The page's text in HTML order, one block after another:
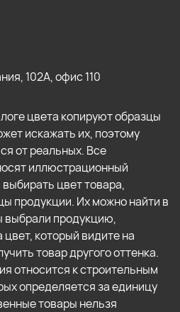
102А, офис 110
цвета копируют образцы
искажать их, поэтому
от реальных. Все
иллюстрационный
цвет товара,
продукции. Их можно найти в
выбрали продукцию,
который видите на
товар другого оттенка.
относится к строительным
определяется за единицу
товары нельзя